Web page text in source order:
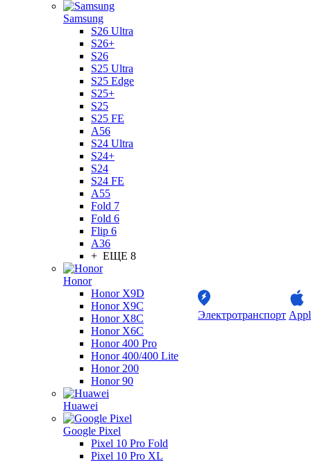
Samsung
S26 Ultra
S26+
S26
S25 Ultra
S25 Edge
S25+
S25
S25 FE
A56
S24 Ultra
S24+
S24
S24 FE
A55
Fold 7
Fold 6
Flip 6
A36
+ ЕЩЕ 8
Honor
Honor X9D
Honor X9C
Honor X8C
Honor X6C
Honor 400 Pro
Honor 400/400 Lite
Honor 200
Honor 90
Huawei
Google Pixel
Pixel 10 Pro Fold
Pixel 10 Pro XL
Электротранспорт